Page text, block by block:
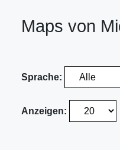
Maps von
Sprache:
Anzeigen: